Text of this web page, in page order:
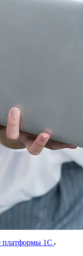
платформы 1С